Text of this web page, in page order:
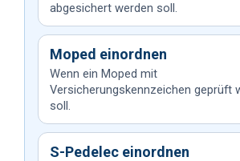
abgesichert werden soll.
Moped einordnen
Wenn ein Moped mit
Versicherungskennzeichen geprüft
soll.
S-Pedelec einordnen